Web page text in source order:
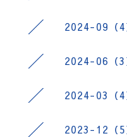
2024-09（4
2024-06（3
2024-03（4
2023-12（5